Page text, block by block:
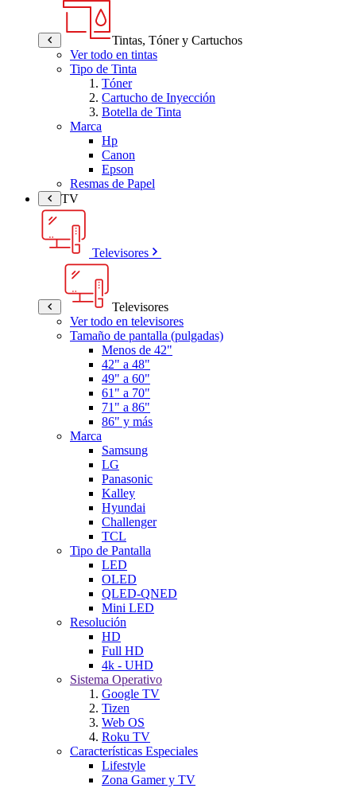
Tintas, Tóner y Cartuchos
Ver todo en tintas
Tipo de Tinta
Tóner
Cartucho de Inyección
Botella de Tinta
Marca
Hp
Canon
Epson
Resmas de Papel
TV
Televisores
Televisores
Ver todo en televisores
Tamaño de pantalla (pulgadas)
Menos de 42"
42" a 48"
49" a 60"
61" a 70"
71" a 86"
86" y más
Marca
Samsung
LG
Panasonic
Kalley
Hyundai
Challenger
TCL
Tipo de Pantalla
LED
OLED
QLED-QNED
Mini LED
Resolución
HD
Full HD
4k - UHD
Sistema Operativo
Google TV
Tizen
Web OS
Roku TV
Características Especiales
Lifestyle
Zona Gamer y TV